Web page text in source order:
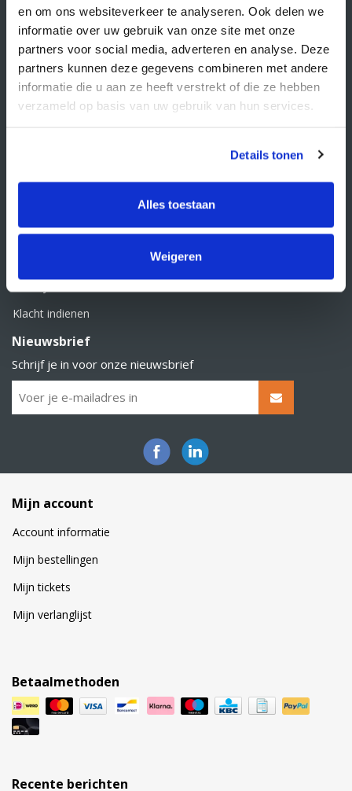
en om ons websiteverkeer te analyseren. Ook delen we
informatie over uw gebruik van onze site met onze
partners voor social media, adverteren en analyse. Deze
partners kunnen deze gegevens combineren met andere
informatie die u aan ze heeft verstrekt of die ze hebben
verzameld op basis van uw gebruik van hun services.
Details tonen
Alles toestaan
Weigeren
3861 RJ Nijkerk
info@supplyservice.nl
+31 33 468 13 42
KvK nummer: 66384737
Retourbeleid
Klacht indienen
Nieuwsbrief
Schrijf je in voor onze nieuwsbrief
Mijn account
Account informatie
Mijn bestellingen
Mijn tickets
Mijn verlanglijst
Betaalmethoden
Recente berichten